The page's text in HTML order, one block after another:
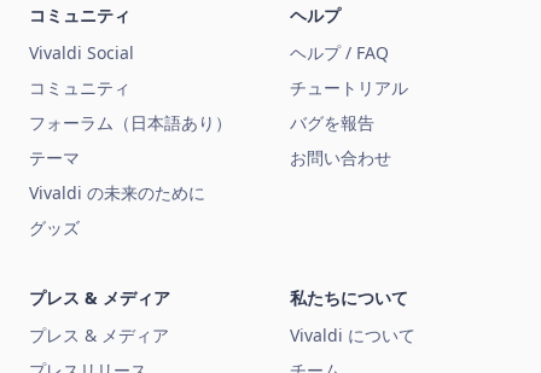
コミュニティ
Vivaldi Social
コミュニティ
フォーラム（日本語あり）
テーマ
Vivaldi の未来のために
グッズ
ヘルプ
ヘルプ / FAQ
チュートリアル
バグを報告
お問い合わせ
プレス & メディア
プレス & メディア
私たちについて
Vivaldi について